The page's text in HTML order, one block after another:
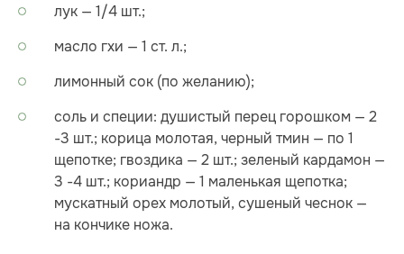
лук — 1/4 шт.;
масло гхи — 1 ст. л.;
лимонный сок (по желанию);
соль и специи: душистый перец горошком — 2
-3 шт.; корица молотая, черный тмин — по 1
щепотке; гвоздика — 2 шт.; зеленый кардамон —
3 -4 шт.; кориандр — 1 маленькая щепотка;
мускатный орех молотый, сушеный чеснок —
на кончике ножа.